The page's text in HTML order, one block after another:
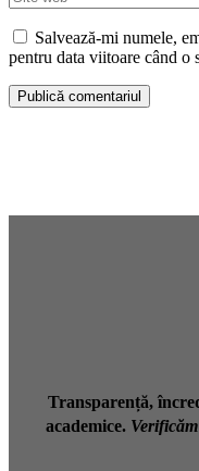
Salvează-mi numele,
pentru data viitoare când o
Transparență,
academice.